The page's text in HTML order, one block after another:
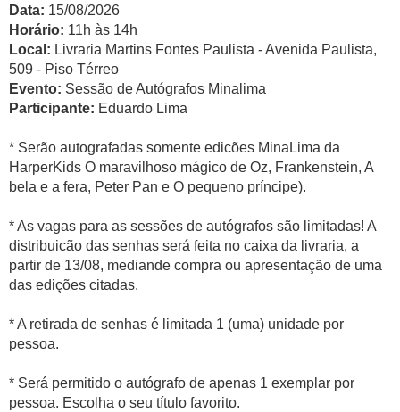
Data: 15/08/2026
Horário: 11h às 14h
Local: Livraria Martins Fontes Paulista - Avenida Paulista,
509 - Piso Térreo
Evento: Sessão de Autógrafos Minalima
Participante: Eduardo Lima
* Serão autografadas somente edicões MinaLima da
HarperKids O maravilhoso mágico de Oz, Frankenstein, A
bela e a fera, Peter Pan e O pequeno príncipe).
* As vagas para as sessões de autógrafos são limitadas! A
distribuicão das senhas será feita no caixa da livraria, a
partir de 13/08, mediande compra ou apresentação de uma
das edições citadas.
* A retirada de senhas é limitada 1 (uma) unidade por
pessoa.
* Será permitido o autógrafo de apenas 1 exemplar por
pessoa. Escolha o seu título favorito.